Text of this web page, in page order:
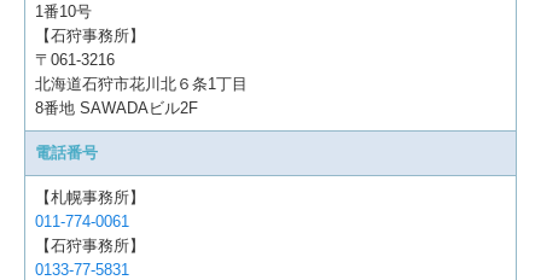
1番10号
【石狩事務所】
〒061-3216
北海道石狩市花川北６条1丁目
8番地 SAWADAビル2F
電話番号
【札幌事務所】
011-774-0061
【石狩事務所】
0133-77-5831